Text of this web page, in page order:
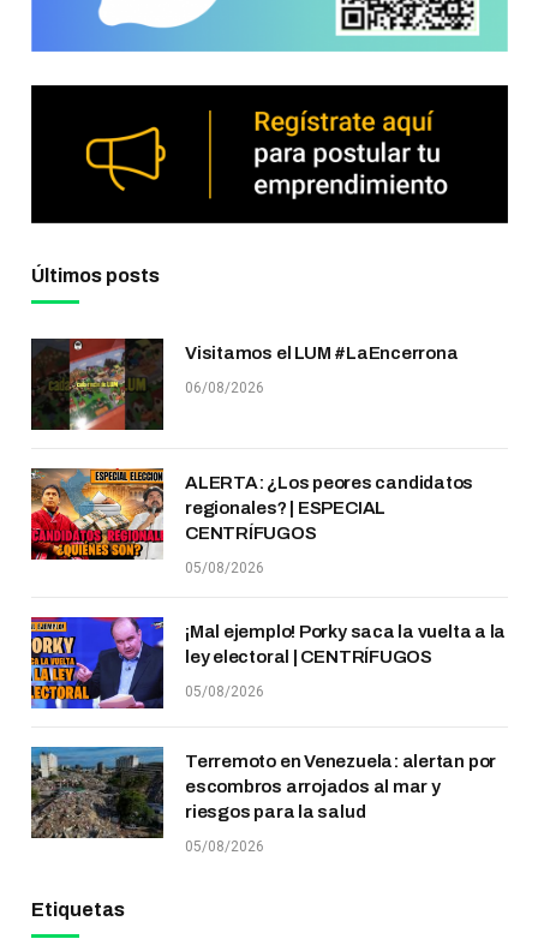
Últimos posts
Visitamos el LUM #LaEncerrona
06/08/2026
ALERTA: ¿Los peores candidatos
regionales? | ESPECIAL
CENTRÍFUGOS
05/08/2026
¡Mal ejemplo! Porky saca la vuelta a la
ley electoral | CENTRÍFUGOS
05/08/2026
Terremoto en Venezuela: alertan por
escombros arrojados al mar y
riesgos para la salud
05/08/2026
Etiquetas